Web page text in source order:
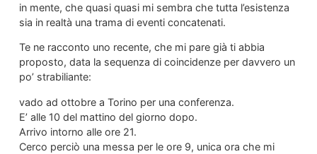
in mente, che quasi quasi mi sembra che tutta l’esistenza
sia in realtà una trama di eventi concatenati.
Te ne racconto uno recente, che mi pare già ti abbia
proposto, data la sequenza di coincidenze per davvero un
po’ strabiliante:
vado ad ottobre a Torino per una conferenza.
E’ alle 10 del mattino del giorno dopo.
Arrivo intorno alle ore 21.
Cerco perciò una messa per le ore 9, unica ora che mi